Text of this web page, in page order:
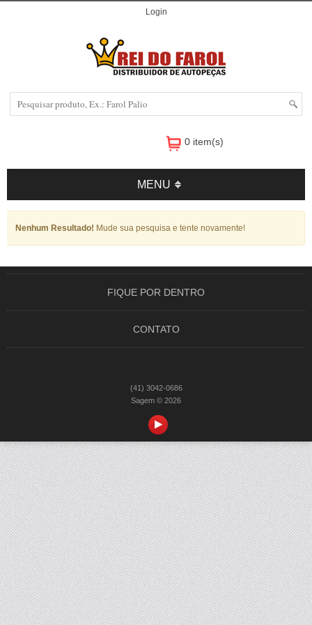
Login
0 item(s)
MENU
Nenhum Resultado! Mude sua pesquisa e tente novamente!
FIQUE POR DENTRO
CONTATO
(41) 3042-0686
Sagem © 2026